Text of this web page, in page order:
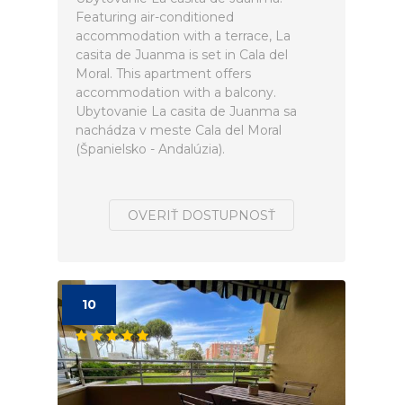
Featuring air-conditioned
accommodation with a terrace, La
casita de Juanma is set in Cala del
Moral. This apartment offers
accommodation with a balcony.
Ubytovanie La casita de Juanma sa
nachádza v meste Cala del Moral
(Španielsko - Andalúzia).
OVERIŤ DOSTUPNOSŤ
10